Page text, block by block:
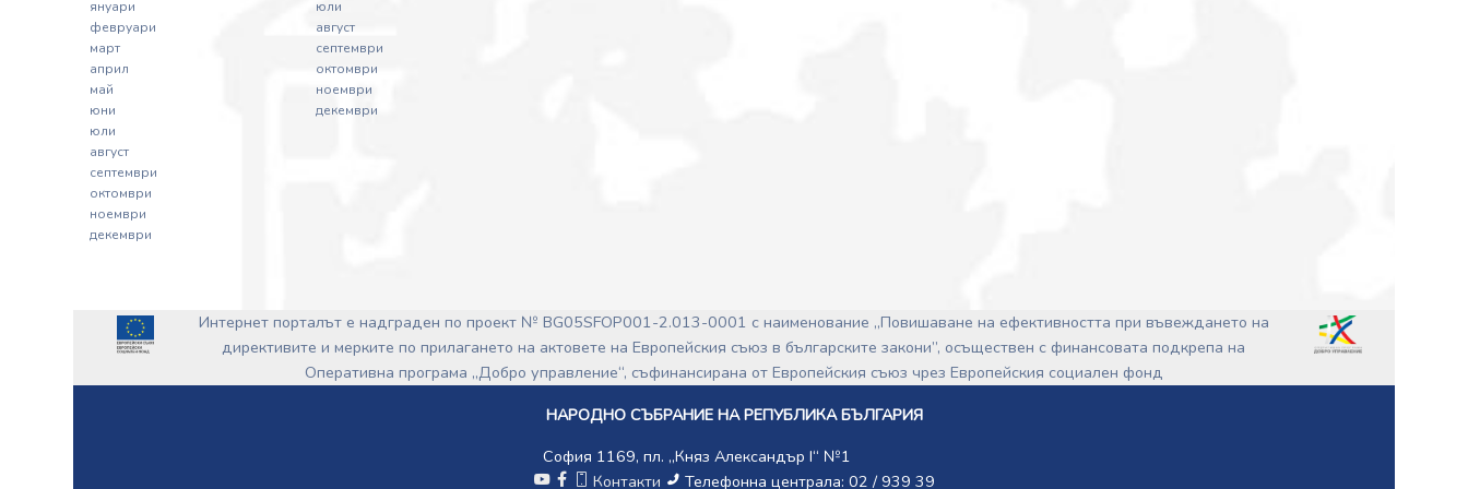
януари
февруари
март
април
май
юни
юли
август
септември
октомври
ноември
декември
юли
август
септември
октомври
ноември
декември
Интернет порталът е надграден по проект № BG05SFOP001-2.013-0001 с наименование „Повишаване на ефективността при въвеждането на
директивите и мерките по прилагането на актовете на Европейския съюз в българските закони”, осъществен с финансовата подкрепа на
Оперативна програма „Добро управление“, съфинансирана от Европейския съюз чрез Европейския социален фонд
НАРОДНО СЪБРАНИЕ НА РЕПУБЛИКА БЪЛГАРИЯ
София 1169, пл. „Княз Александър I“ №1
Контакти
Телефонна централа: 02 / 939 39